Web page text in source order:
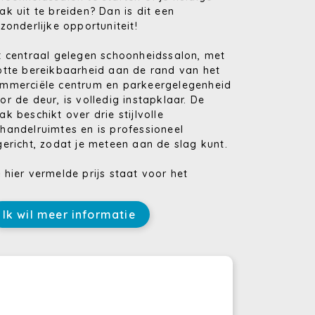
uit te breiden? Dan is dit een
opportuniteit!
centraal gelegen schoonheidssalon, met
bereikbaarheid aan de rand van het
centrum en parkeergelegenheid
de deur, is volledig instapklaar. De
beschikt over drie stijlvolle
en is professioneel
zodat je meteen aan de slag kunt.
hier vermelde prijs staat voor het
pluspunt is dat je onmiddellijk kan
met je activiteiten!
Ik wil meer informatie